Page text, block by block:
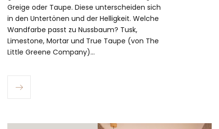
Greige oder Taupe. Diese unterscheiden sich
in den Untertönen und der Helligkeit. Welche
Wandfarbe passt zu Nussbaum? Tusk,
Limestone, Mortar und True Taupe (von The
Little Greene Company)…